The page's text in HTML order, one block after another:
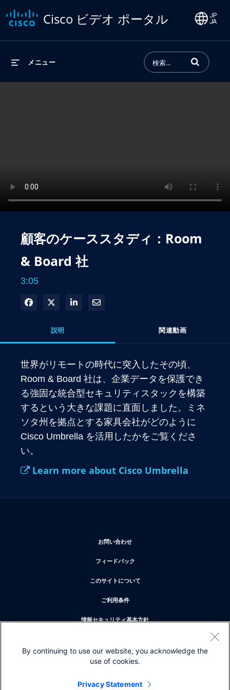
Cisco ビデオ ポータル
メニュー 動画の検索語句
顧客のケーススタディ：Room
& Board 社
3:05
Facebook で共有
Xで共有する
LinkedIn で共有
電子メールで共有
説明 関連動画
世界がリモートの時代に突入したその頃、
Room & Board 社は、企業データを保護でき
る強固な統合型セキュリティスタックを構築
するという大きな課題に直面しました。ミネ
ソタ州を拠点とする家具会社がどのように
Cisco Umbrella を活用したかをご覧くださ
い。
Learn more about Cisco Umbrella
お問い合わせ新しいウィンドウで開く
フィードバック新しいウィンドウで開く
このサイトについて新しいウィンドウで開く
ご利用条件新しいウィンドウで開く
情報セキュリティ基本方針新しいウィンドウで開く
クッキー新しいウィンドウで開く
By continuing to use our website, you acknowledge the
use of cookies.
Privacy Statement